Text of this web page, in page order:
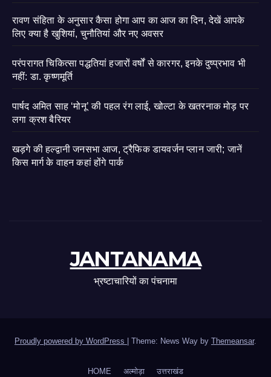
रावण संहिता के अनुसार कैसा होगा आप का आज का दिन, देखें आपके
लिए क्या है खुशियां, चुनौतियां और नए अवसर
परंपरागत चिकित्सा पद्धतियां हजारों वर्षों से कारगर, इनके दुष्प्रभाव भी
नहीं: डा. कृष्णमूर्ति
पार्षद अमित साह ‘मोनू’ की पहल रंग लाई, खोल्टा के खतरनाक मोड़ पर
लगा क्रश बैरियर
खड़गे की हल्द्वानी जनसभा आज, ट्रैफिक डायवर्जन प्लान जारी; जानें
किस मार्ग के वाहन कहां होंगे पार्क
JANTANAMA
भ्रष्टाचारियों का पंचनामा
Proudly powered by WordPress Theme: News Way by Themeansar.
HOME अल्मोड़ा उत्तराखंड